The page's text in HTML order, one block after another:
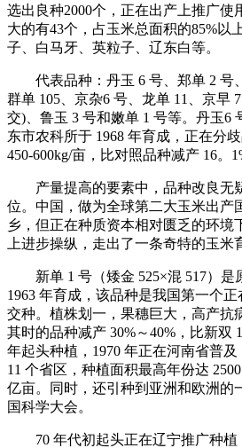
选出良种2000个，正在出产上推广使
大的有43个，占玉米总面积的85%以
子、白马牙、英粒子、辽东白等。
代表品种：丹玉 6 号、郑单 2 号、
群单 105、京杂6 号、龙单 11、京早
交)、鲁玉 3 号和嫩单 1 号等。丹玉6
东市农科所于 1968 年育成，正在分
450-600kg/亩，比对照品种减产 16。
产量提高的要素中，品种改良无
位。中国，做为全球第二大玉米出产
乡，但正在种质资本相对匮乏的环境
上进步操纵，走出了一条奇特的玉米
新单 1 号（矮金 525×混 517）是
1963 年育成，该品种是我国第一个
交种。植株划一，果穗巨大，高产抗
其时的品种减产 30%～40%，比新双
年起头种植，1970 年正在河南省普
11 个省区，种植面积最高年份达
亿亩。同时，还引种到亚洲和欧洲的
国科学大会。
70 年代初起头正在辽宁推广种植